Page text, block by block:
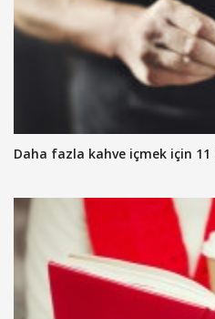
Daha fazla kahve içmek için 11